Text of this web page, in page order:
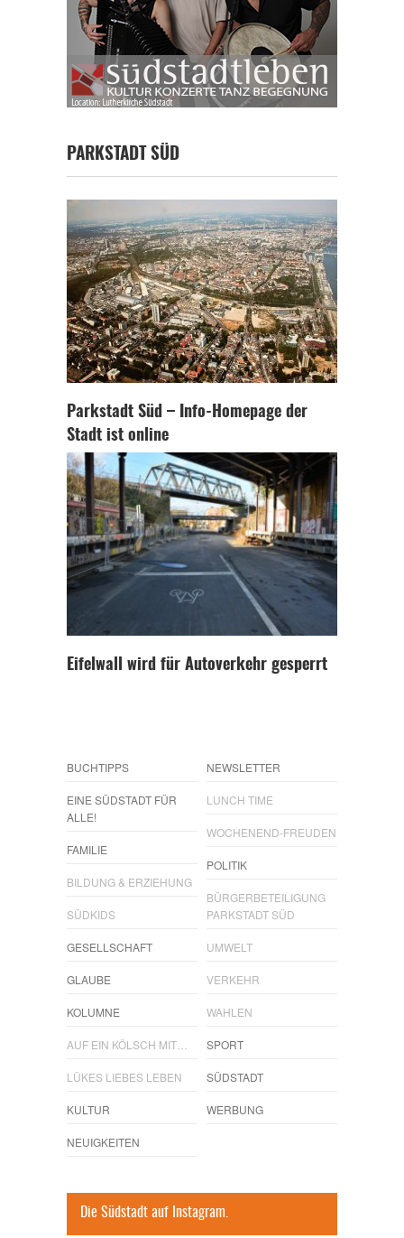
PARKSTADT SÜD
Parkstadt Süd – Info-Homepage der
Stadt ist online
Eifelwall wird für Autoverkehr gesperrt
BUCHTIPPS
EINE SÜDSTADT FÜR
ALLE!
FAMILIE
BILDUNG & ERZIEHUNG
SÜDKIDS
GESELLSCHAFT
GLAUBE
KOLUMNE
AUF EIN KÖLSCH MIT…
LÜKES LIEBES LEBEN
KULTUR
NEUIGKEITEN
NEWSLETTER
LUNCH TIME
WOCHENEND-FREUDEN
POLITIK
BÜRGERBETEILIGUNG
PARKSTADT SÜD
UMWELT
VERKEHR
WAHLEN
SPORT
SÜDSTADT
WERBUNG
Die Südstadt auf Instagram.